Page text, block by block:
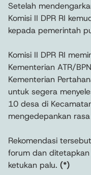
Setelah
Komisi II DPR RI
kepada pemerintah
Komisi II DPR RI
Kementerian ATR/
Kementerian
untuk segera
10 desa di
mengedepankan
Rekomendasi
forum dan
ketukan palu. (*)